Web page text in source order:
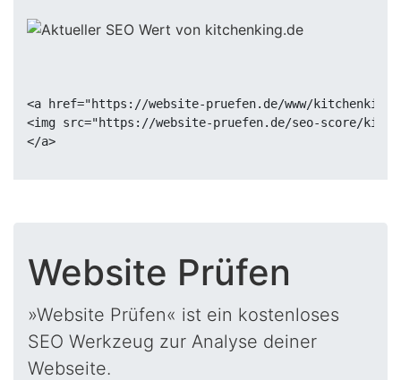
<a href="https://website-pruefen.de/www/
<img src="https://website-pruefen.de/seo-score/
Website Prüfen
»Website Prüfen« ist ein kostenloses
SEO Werkzeug zur Analyse deiner
Webseite.